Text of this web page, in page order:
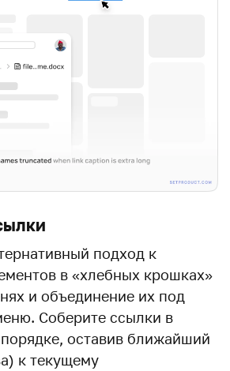
подход к
в «хлебных крошках»
и объединение их под
Соберите ссылки в
оставив ближайший
к текущему